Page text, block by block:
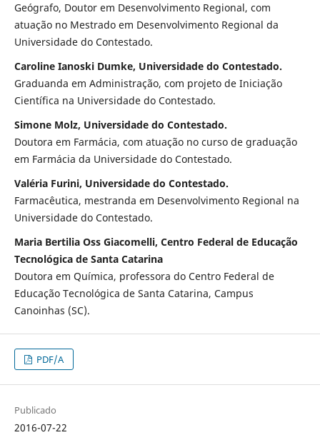
Geógrafo, Doutor em Desenvolvimento Regional, com
atuação no Mestrado em Desenvolvimento Regional da
Universidade do Contestado.
Caroline Ianoski Dumke, Universidade do Contestado.
Graduanda em Administração, com projeto de Iniciação
Científica na Universidade do Contestado.
Simone Molz, Universidade do Contestado.
Doutora em Farmácia, com atuação no curso de graduação
em Farmácia da Universidade do Contestado.
Valéria Furini, Universidade do Contestado.
Farmacêutica, mestranda em Desenvolvimento Regional na
Universidade do Contestado.
Maria Bertilia Oss Giacomelli, Centro Federal de Educação
Tecnológica de Santa Catarina
Doutora em Química, professora do Centro Federal de
Educação Tecnológica de Santa Catarina, Campus
Canoinhas (SC).
PDF/A
Publicado
2016-07-22